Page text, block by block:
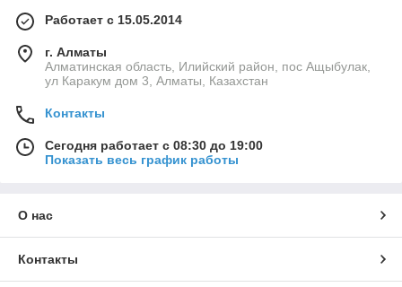
Работает с 15.05.2014
г. Алматы
Алматинская область, Илийский район, пос Ащыбулак,
ул Каракум дом 3, Алматы, Казахстан
Контакты
Сегодня работает с 08:30 до 19:00
Показать весь график работы
О нас
Контакты